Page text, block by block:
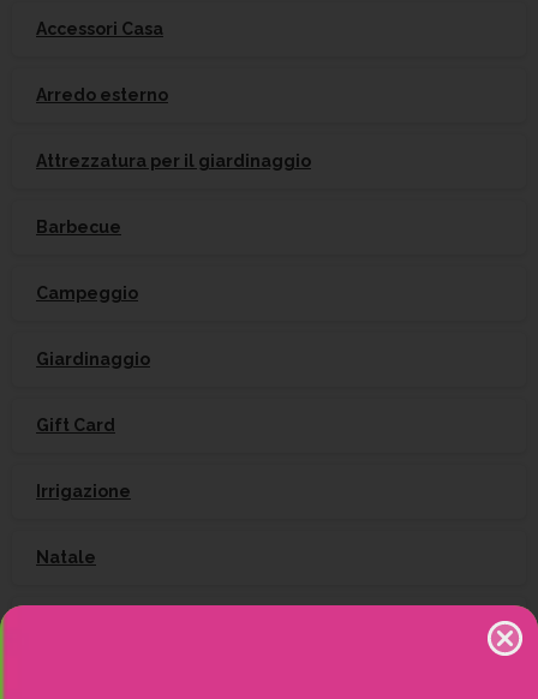
Accessori Casa
Arredo esterno
Attrezzatura per il giardinaggio
Barbecue
Campeggio
Giardinaggio
Gift Card
Irrigazione
Natale